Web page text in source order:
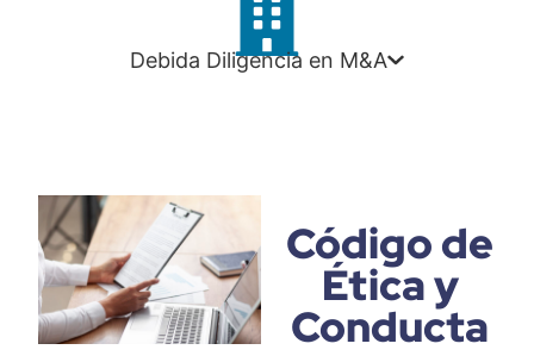
Debida Diligencia en M&A
Código de
Ética y
Conducta